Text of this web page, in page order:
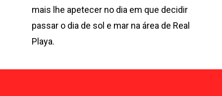
mais lhe apetecer no dia em que decidir
passar o dia de sol e mar na área de Real
Playa.